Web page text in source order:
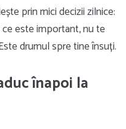
prin mici decizii zilnice:
este important, nu te
drumul spre tine însuți.
înapoi la